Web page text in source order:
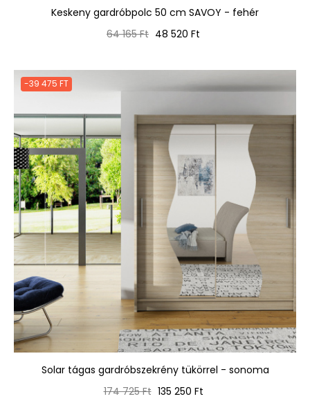
Keskeny gardróbpolc 50 cm SAVOY - fehér
Normál
64 165 Ft Ár
48 520 Ft
-39 475 FT
Solar tágas gardróbszekrény tükörrel - sonoma
Normál
174 725 Ft Ár
135 250 Ft